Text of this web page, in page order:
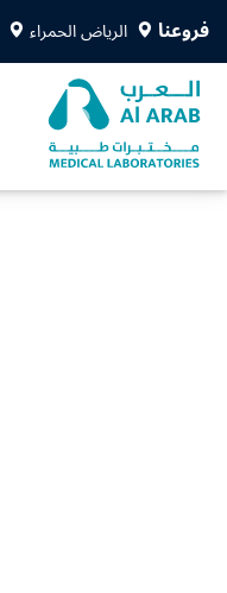
فروعنا الرياض الحمراء